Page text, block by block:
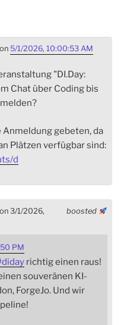
on 5/1/2026, 10:00:53 AM
"DI.Day:
Chat über Coding bis
gebeten, da
Plätzen verfügbar sind:
d
boosted
on 3/1/2026,
PM
diday richtig einen raus!
souveränen KI-
ForgeJo. Und wir